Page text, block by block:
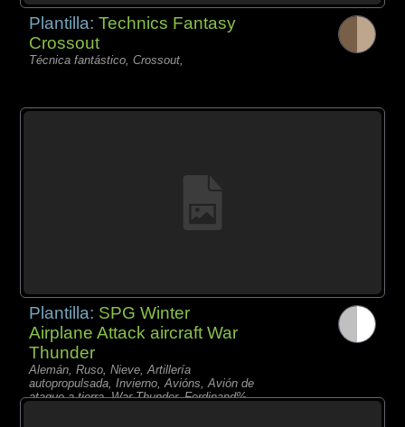
Plantilla:Technics Fantasy
Crossout
Técnica fantástico, Crossout,
Plantilla: SPG Winter
Airplane Attack aircraft War
Thunder
Alemán, Ruso, Nieve, Artillería
autopropulsada, Invierno, Avións, Avión de
ataque a tierra, War Thunder, Ferdinand%